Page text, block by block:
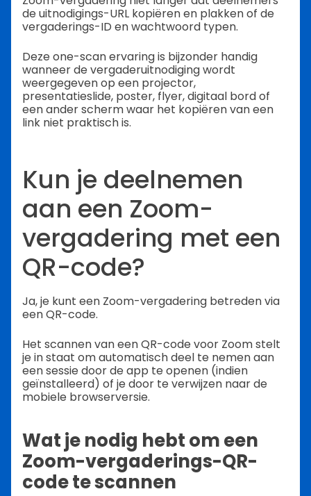
de uitnodigings-URL kopiëren en plakken of de
vergaderings-ID en wachtwoord typen.
Deze one-scan ervaring is bijzonder handig
wanneer de vergaderuitnodiging wordt
weergegeven op een projector,
presentatieslide, poster, flyer, digitaal bord of
een ander scherm waar het kopiëren van een
link niet praktisch is.
Kun je deelnemen
aan een Zoom-
vergadering met een
QR-code?
Ja, je kunt een Zoom-vergadering betreden via
een QR-code.
Het scannen van een QR-code voor Zoom stelt
je in staat om automatisch deel te nemen aan
een sessie door de app te openen (indien
geïnstalleerd) of je door te verwijzen naar de
mobiele browserversie.
Wat je nodig hebt om een
Zoom-vergaderings-QR-
code te scannen